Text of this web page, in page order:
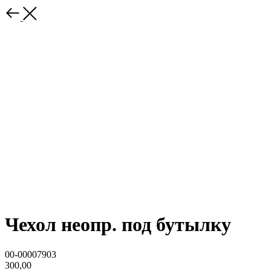
Чехол неопр. под бутылку
00-00007903
300,00